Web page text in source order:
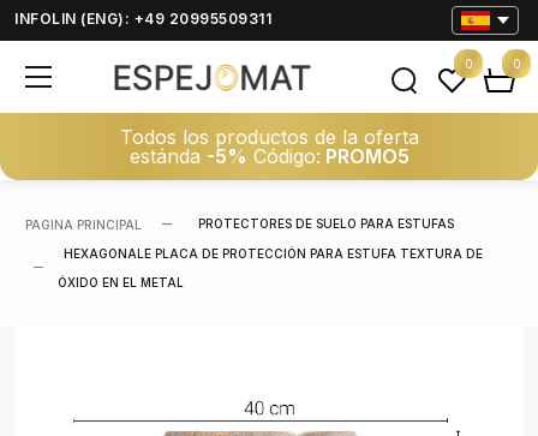
INFOLIN (ENG): +49 20995509311
Todos los productos de la oferta
estánda -5% Código: PROMO5
0 0
PAGINA PRINCIPAL PROTECTORES DE SUELO PARA ESTUFAS
HEXAGONALE PLACA DE PROTECCIÓN PARA ESTUFA TEXTURA DE
ÓXIDO EN EL METAL